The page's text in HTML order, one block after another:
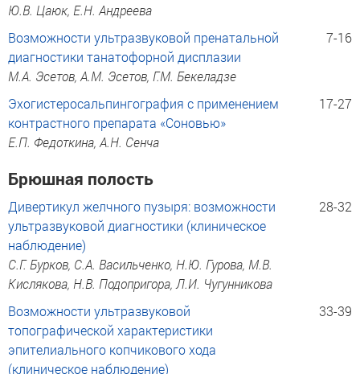
Ю.В. Цаюк, Е.Н. Андреева
Возможности ультразвуковой пренатальной
диагностики танатофорной дисплазии
М.А. Эсетов, А.М. Эсетов, Г.М. Бекеладзе
7-16
Эхогистеросальпингография с применением
контрастного препарата «Соновью»
Е.П. Федоткина, А.Н. Сенча
17-27
Брюшная полость
Дивертикул желчного пузыря: возможности
ультразвуковой диагностики (клиническое
наблюдение)
С.Г. Бурков, С.А. Васильченко, Н.Ю. Гурова, М.В.
Кислякова, Н.В. Подопригора, Л.И. Чугунникова
28-32
Возможности ультразвуковой
топографической характеристики
эпителиального копчикового хода
(клиническое наблюдение)
33-39